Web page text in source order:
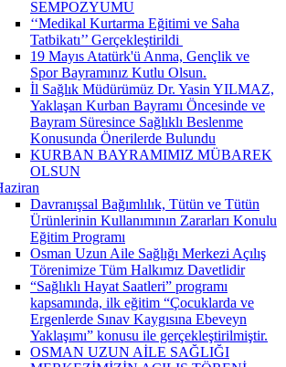
SEMPOZYUMU
‘‘Medikal Kurtarma Eğitimi ve Saha
Tatbikatı’’ Gerçekleştirildi ​
19 Mayıs Atatürk'ü Anma, Gençlik ve
Spor Bayramınız Kutlu Olsun.
İl Sağlık Müdürümüz Dr. Yasin YILMAZ,
Yaklaşan Kurban Bayramı Öncesinde ve
Bayram Süresince Sağlıklı Beslenme
Konusunda Önerilerde Bulundu
KURBAN BAYRAMIMIZ MÜBAREK
OLSUN
Davranışsal Bağımlılık, Tütün ve Tütün
Ürünlerinin Kullanımının Zararları Konulu
Eğitim Programı
Osman Uzun Aile Sağlığı Merkezi Açılış
Törenimize Tüm Halkımız Davetlidir
“Sağlıklı Hayat Saatleri” programı
kapsamında, ilk eğitim “Çocuklarda ve
Ergenlerde Sınav Kaygısına Ebeveyn
Yaklaşımı” konusu ile gerçekleştirilmiştir.
OSMAN UZUN AİLE SAĞLIĞI